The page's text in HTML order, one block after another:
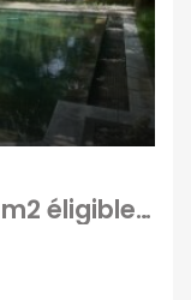
Accueillante villa de 400 m2 éligible aux étrangers, Bain Boeuf